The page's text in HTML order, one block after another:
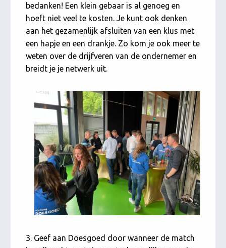
bedanken! Een klein gebaar is al genoeg en
hoeft niet veel te kosten. Je kunt ook denken
aan het gezamenlijk afsluiten van een klus met
een hapje en een drankje. Zo kom je ook meer te
weten over de drijfveren van de ondernemer en
breidt je je netwerk uit.
3. Geef aan Doesgoed door wanneer de match